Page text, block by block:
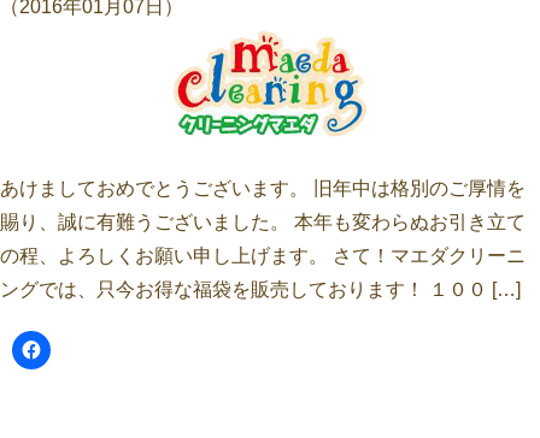
（2016年01月07日）
あけましておめでとうございます。 旧年中は格別のご厚情を
賜り、誠に有難うございました。 本年も変わらぬお引き立て
の程、よろしくお願い申し上げます。 さて！マエダクリーニ
ングでは、只今お得な福袋を販売しております！ １００ […]